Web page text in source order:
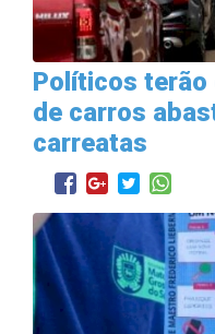
Políticos terão
de carros
carreatas